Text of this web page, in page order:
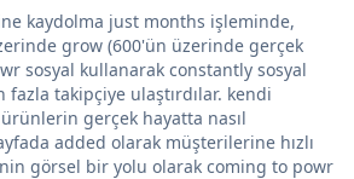
kaydolma just months işleminde,
grow (600'ün üzerinde gerçek
sosyal kullanarak constantly sosyal
fazla takipçiye ulaştırdılar. kendi
gerçek hayatta nasıl
added olarak müşterilerine hızlı
görsel bir yolu olarak coming to powr